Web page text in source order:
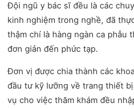
Đội ngũ y bác sĩ đều là các
kinh nghiệm trong nghề, đã
thậm chí là hàng ngàn ca phẫu
đơn giản đến phức tạp.
Đơn vị được chia thành các
đầu tư kỹ lưỡng về trang thiết
vụ cho việc thăm khám đều